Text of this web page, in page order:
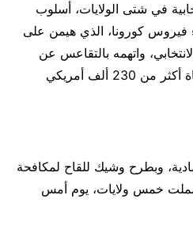
في شتى الولايات، أسلوب
فيروس كورونا، الذي هيمن على
واتهمه بالتقاعس عن
مكافحة الوباء الذي أودى بحياة أكثر من 230 ألف أمريكي
وبطرح وشيك للقاح لمكافحة
خمس ولايات، يوم أمس